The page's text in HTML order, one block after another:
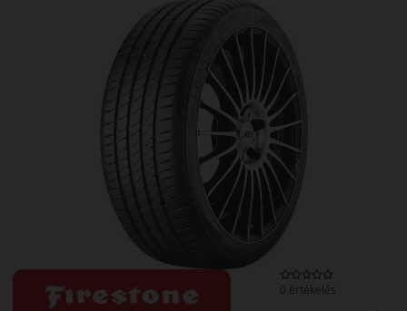
0 értékelés